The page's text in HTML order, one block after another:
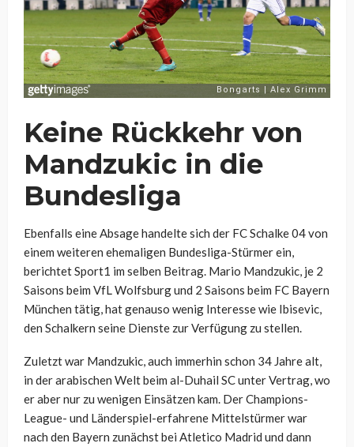
Keine Rückkehr von
Mandzukic in die
Bundesliga
Ebenfalls eine Absage handelte sich der FC Schalke 04 von
einem weiteren ehemaligen Bundesliga-Stürmer ein,
berichtet Sport1 im selben Beitrag. Mario Mandzukic, je 2
Saisons beim VfL Wolfsburg und 2 Saisons beim FC Bayern
München tätig, hat genauso wenig Interesse wie Ibisevic,
den Schalkern seine Dienste zur Verfügung zu stellen.
Zuletzt war Mandzukic, auch immerhin schon 34 Jahre alt,
in der arabischen Welt beim al-Duhail SC unter Vertrag, wo
er aber nur zu wenigen Einsätzen kam. Der Champions-
League- und Länderspiel-erfahrene Mittelstürmer war
nach den Bayern zunächst bei Atletico Madrid und dann